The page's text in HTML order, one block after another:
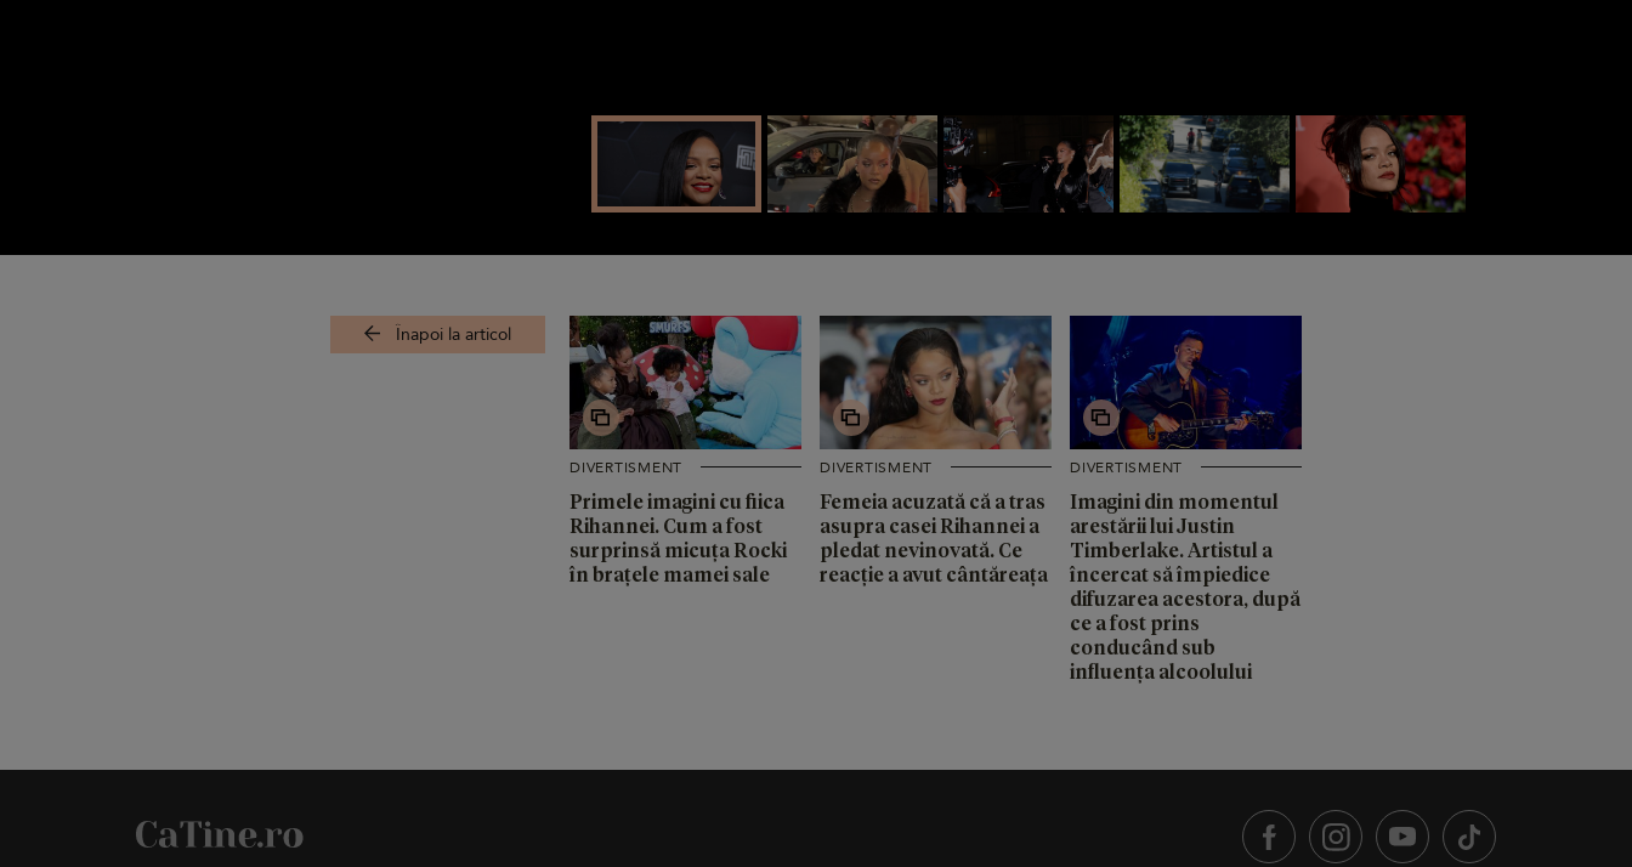
Înapoi la articol
DIVERTISMENT
Primele imagini cu fiica
Rihannei. Cum a fost
surprinsă micuța Rocki
în brațele mamei sale
DIVERTISMENT
Femeia acuzată că a tras
asupra casei Rihannei a
pledat nevinovată. Ce
reacție a avut cântăreața
DIVERTISMENT
Imagini din momentul
arestării lui Justin
Timberlake. Artistul a
încercat să împiedice
difuzarea acestora, după
ce a fost prins
conducând sub
influența alcoolului